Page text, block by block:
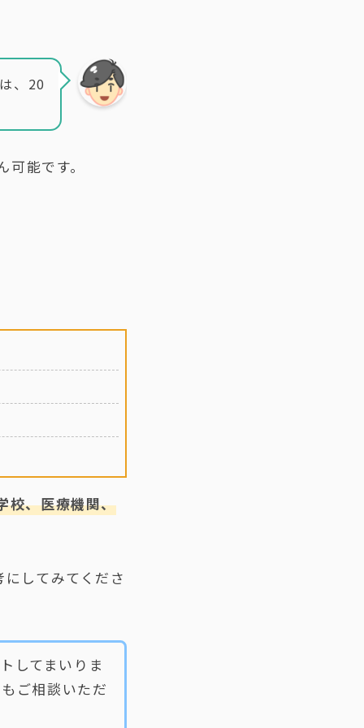
、20
能です。
校、医療機関、
してみてくださ
してまいりま
ご相談いただ